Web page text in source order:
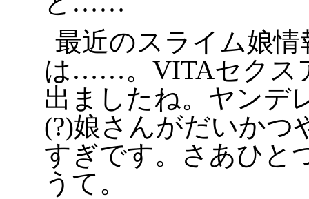
最近のスライム娘
は……。VITAセクス
出ましたね。ヤンデ
(?)娘さんがだいかつ
すぎです。さあひと
うて。